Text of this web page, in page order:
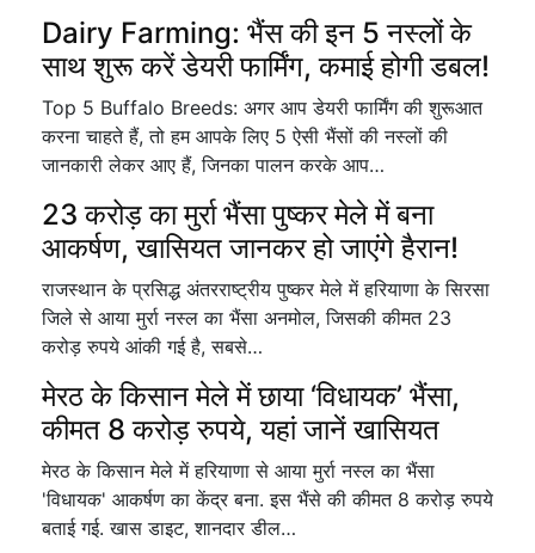
Dairy Farming: भैंस की इन 5 नस्लों के
साथ शुरू करें डेयरी फार्मिंग, कमाई होगी डबल!
Top 5 Buffalo Breeds: अगर आप डेयरी फार्मिंग की शुरूआत
करना चाहते हैं, तो हम आपके लिए 5 ऐसी भैंसों की नस्लों की
जानकारी लेकर आए हैं, जिनका पालन करके आप…
23 करोड़ का मुर्रा भैंसा पुष्कर मेले में बना
आकर्षण, खासियत जानकर हो जाएंगे हैरान!
राजस्थान के प्रसिद्ध अंतरराष्ट्रीय पुष्कर मेले में हरियाणा के सिरसा
जिले से आया मुर्रा नस्ल का भैंसा अनमोल, जिसकी कीमत 23
करोड़ रुपये आंकी गई है, सबसे…
मेरठ के किसान मेले में छाया ‘विधायक’ भैंसा,
कीमत 8 करोड़ रुपये, यहां जानें खासियत
मेरठ के किसान मेले में हरियाणा से आया मुर्रा नस्ल का भैंसा
'विधायक' आकर्षण का केंद्र बना. इस भैंसे की कीमत 8 करोड़ रुपये
बताई गई. खास डाइट, शानदार डील…